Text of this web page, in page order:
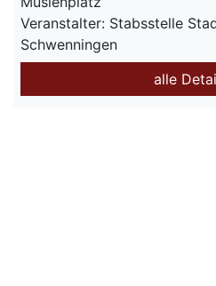
Veranstalter: Stabsstelle
Schwenningen
alle